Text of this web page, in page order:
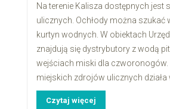
Na terenie Kalisza dostępnych jest
ulicznych. Ochłody można szukać
kurtyn wodnych. W obiektach
znajdują się dystrybutory z wodą
wejściach miski dla czworonogów.
miejskich zdrojów ulicznych działa
Czytaj więcej